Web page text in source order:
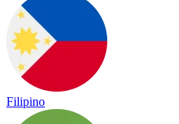
Filipino